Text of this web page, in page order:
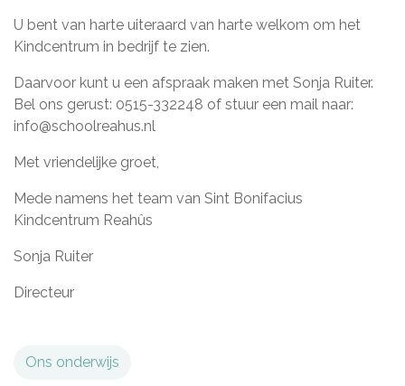
U bent van harte uiteraard van harte welkom om het
Kindcentrum in bedrijf te zien.
Daarvoor kunt u een afspraak maken met Sonja Ruiter.
Bel ons gerust: 0515-332248 of stuur een mail naar:
info@schoolreahus.nl
Met vriendelijke groet,
Mede namens het team van Sint Bonifacius
Kindcentrum Reahûs
Sonja Ruiter
Directeur
Ons onderwijs